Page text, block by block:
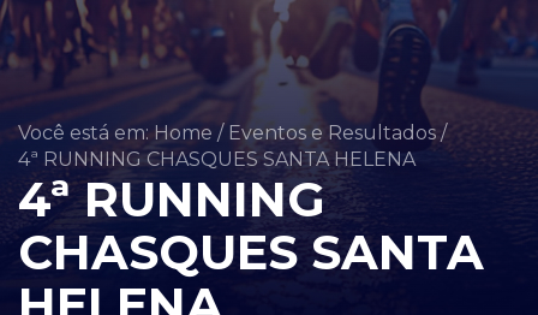
Você está em: Home / Eventos e Resultados /
4ª RUNNING CHASQUES SANTA HELENA
4ª RUNNING
CHASQUES SANTA